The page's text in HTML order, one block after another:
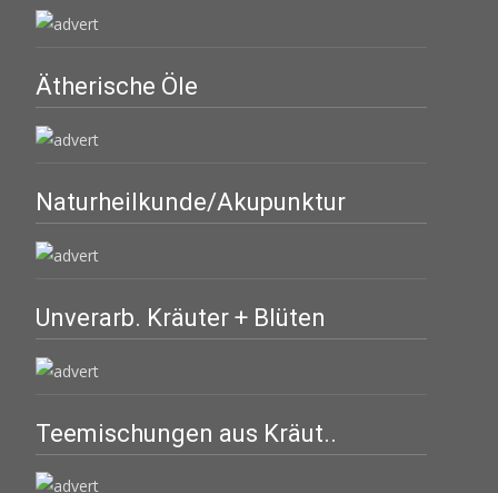
Ätherische Öle
Naturheilkunde/Akupunktur
Unverarb. Kräuter + Blüten
Teemischungen aus Kräut..